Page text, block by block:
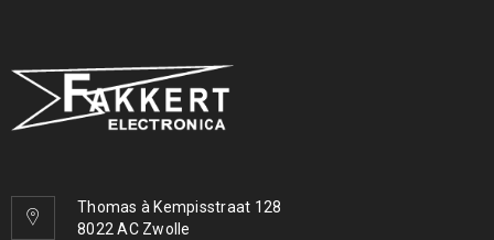
Thomas à Kempisstraat 128
8022 AC Zwolle